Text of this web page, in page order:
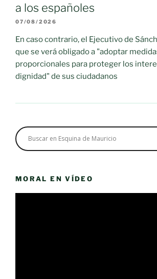
a los españoles
07/08/2026
En caso contrario, el Ejecutivo de
que se verá obligado a "adoptar
proporcionales para proteger los
dignidad" de sus ciudadanos
MORAL EN VÍDEO